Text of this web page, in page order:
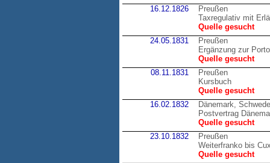
16.12.1826
Preußen
Taxregulativ mit
Quelle gesucht
24.05.1831
Preußen
Ergänzung zur
Quelle gesucht
08.11.1831
Preußen
Kursbuch
Quelle gesucht
16.02.1832
Dänemark,
Postvertrag
Quelle gesucht
23.10.1832
Preußen
Weiterfranko bis
Quelle gesucht